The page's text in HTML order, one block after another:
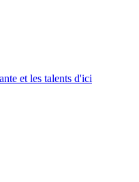
et les talents d'ici